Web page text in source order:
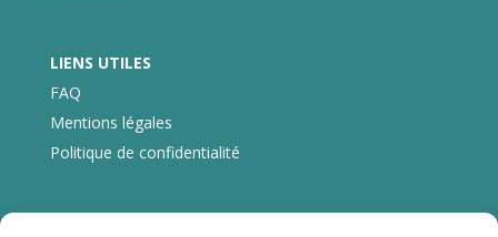
LIENS UTILES
FAQ
Mentions légales
Politique de confidentialité